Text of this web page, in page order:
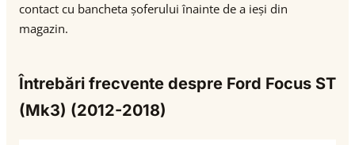
contact cu bancheta șoferului înainte de a ieși din
magazin.
Întrebări frecvente despre Ford Focus ST
(Mk3) (2012-2018)